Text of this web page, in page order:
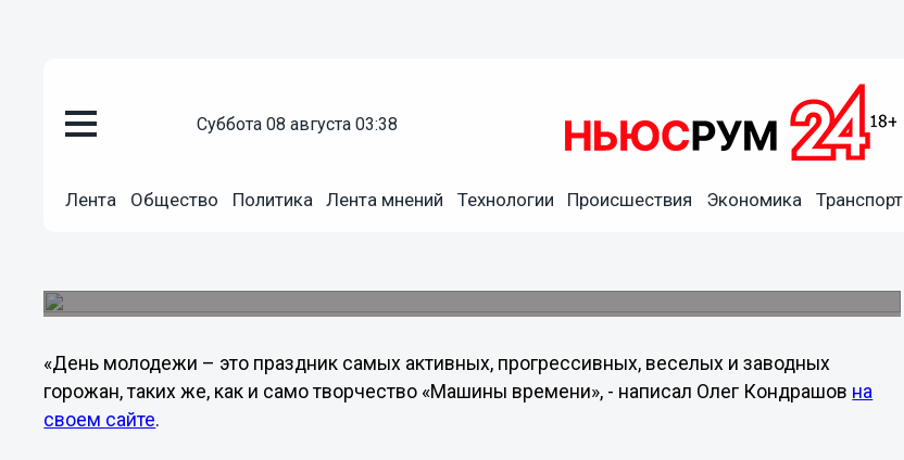
суббота 08 августа 03:38
Лента Общество Политика Лента мнений Технологии Происшествия Экономика Транспорт
Олег Кондрашов поделился впечатлениями от концерта
«День молодежи – это праздник самых активных, прогрессивных, веселых и заводных
горожан, таких же, как и само творчество «Машины времени», - написал Олег Кондрашов на
своем сайте.